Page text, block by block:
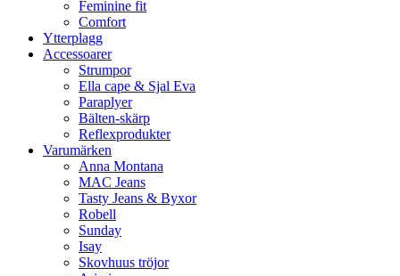
Feminine fit
Comfort
Ytterplagg
Accessoarer
Strumpor
Ella cape & Sjal Eva
Paraplyer
Bälten-skärp
Reflexprodukter
Varumärken
Anna Montana
MAC Jeans
Tasty Jeans & Byxor
Robell
Sunday
Isay
Skovhuus tröjor